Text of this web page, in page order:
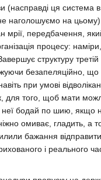
(насправді ця система в
наголошуємо на
передбачення,
процесу:
структуру
безапеляційно,
при умові
для того, щоб мати
неї бодай по шию, якщо
омиває, гладить, а
бажання
і реального